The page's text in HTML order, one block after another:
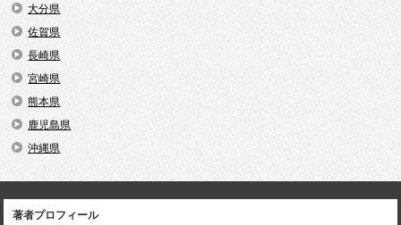
大分県
佐賀県
長崎県
宮崎県
熊本県
鹿児島県
沖縄県
著者プロフィール